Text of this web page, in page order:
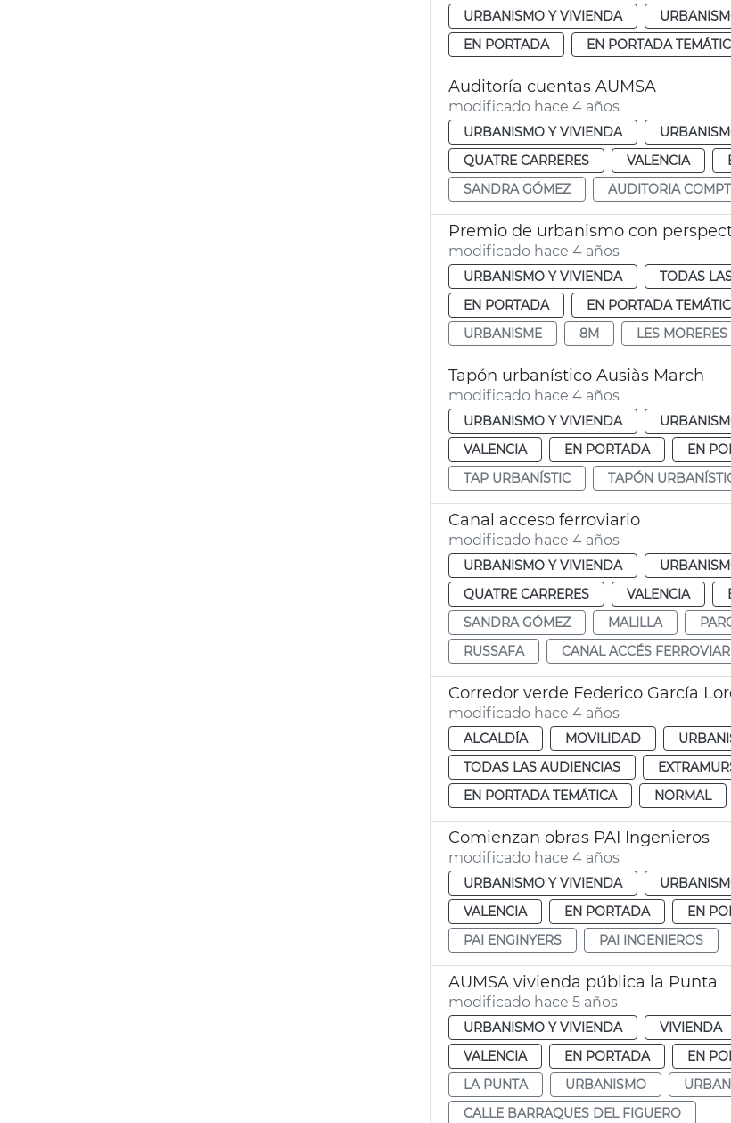
URBANISMO Y VIVIENDA
EN PORTADA
EN PORTADA
Auditoría cuentas AUMSA
modificado hace 4 años
URBANISMO Y VIVIENDA
QUATRE CARRERES
VALENCIA
SANDRA GÓMEZ
AUDITORIA
Premio de urbanismo con
modificado hace 4 años
URBANISMO Y VIVIENDA TODAS
EN PORTADA
EN PORTADA
URBANISME
8M LES MORERES
Tapón urbanístico Ausiàs March
modificado hace 4 años
URBANISMO Y VIVIENDA
VALENCIA
EN PORTADA EN
TAP URBANÍSTIC
TAPÓN
Canal acceso ferroviario
modificado hace 4 años
URBANISMO Y VIVIENDA
QUATRE CARRERES
VALENCIA
SANDRA GÓMEZ
MALILLA
RUSSAFA
CANAL ACCÉS
Corredor verde Federico García
modificado hace 4 años
ALCALDÍA MOVILIDAD
TODAS LAS AUDIENCIAS
EN PORTADA TEMÁTICA
NORMAL
Comienzan obras PAI Ingenieros
modificado hace 4 años
URBANISMO Y VIVIENDA
VALENCIA
EN PORTADA EN
PAI ENGINYERS
PAI INGENIEROS
AUMSA vivienda pública la Punta
modificado hace 5 años
URBANISMO Y VIVIENDA VIVIENDA
VALENCIA
EN PORTADA EN
LA PUNTA
URBANISMO
CALLE BARRAQUES DEL FIGUERO